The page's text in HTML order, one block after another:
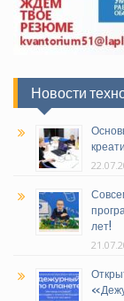
Новости
лет!